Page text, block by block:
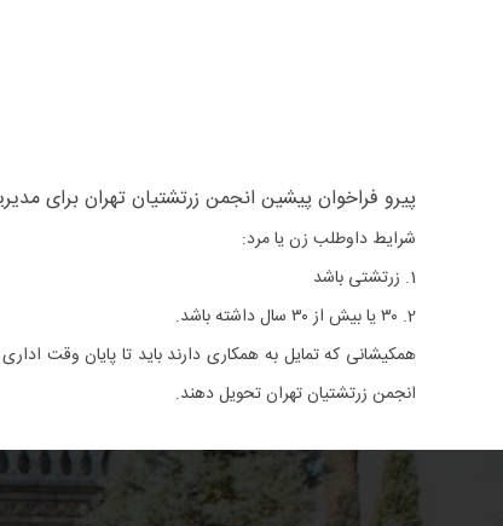
پیرو فراخوان پیشین انجمن زرتشتیان تهران برای مدیریت
شرایط داوطلب زن یا مرد:
1. زرتشتی باشد
2. ۳۰ یا بیش از ۳۰ سال داشته باشد.
انجمن زرتشتیان تهران تحویل دهند.